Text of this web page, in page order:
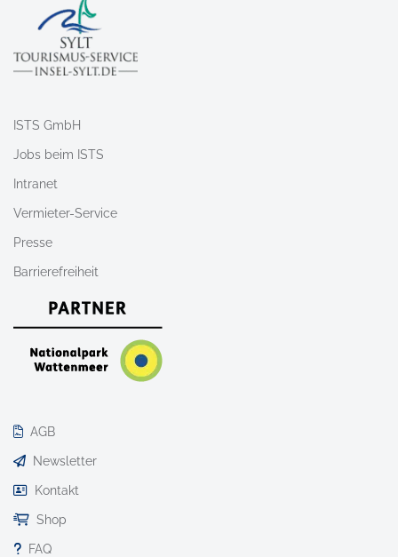
ISTS GmbH
Jobs beim ISTS
Intranet
Vermieter-Service
Presse
Barrierefreiheit
AGB
Newsletter
Kontakt
Shop
FAQ